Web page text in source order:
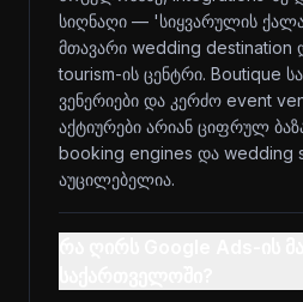
სიღნაღი — 'სიყვარულის
მთავარი wedding destination
tourism-ის ცენტრი. Boutique
ვენერიები და კერძო event
აქტიურები არიან ციფრულ
booking engines და wedding
აუცილებელია.